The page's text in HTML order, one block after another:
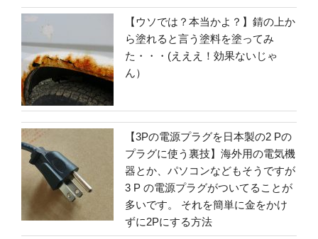
【ウソでは？本当かよ？】錆の上か
ら塗れると言う塗料を塗ってみ
た・・・(えええ！効果ないじゃ
ん）
【3Pの電源プラグを日本製の2 Pの
プラグに使う裏技】海外用の電気機
器とか、パソコンなどもそうですが
3 P の電源プラグがついてることが
多いです。 それを簡単に金をかけ
ずに2Pにする方法